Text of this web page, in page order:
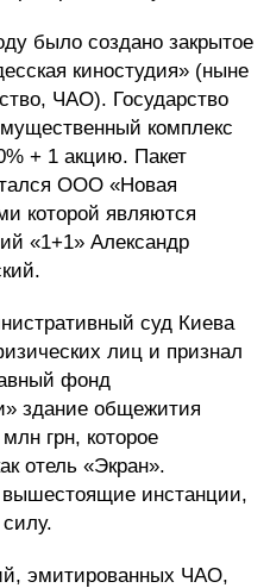
было создано закрытое
киностудия» (ныне
ЧАО). Государство
комплекс
+ 1 акцию. Пакет
ООО «Новая
которой являются
«1+1» Александр
суд Киева
лиц и признал
фонд
здание общежития
грн, которое
отель «Экран».
инстанции,
эмитированных ЧАО,